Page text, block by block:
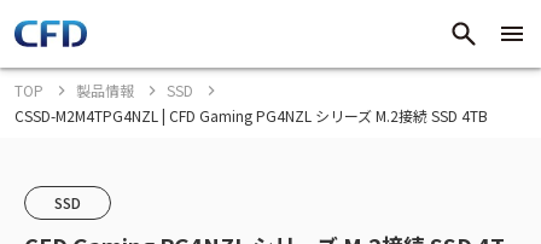
TOP 製品情報
SSD
CSSD-M2M4TPG4NZL | CFD Gaming PG4NZL シリーズ M.2接続 SSD 4TB
SSD